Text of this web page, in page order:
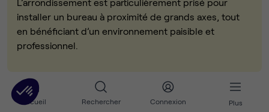
Accueil Rechercher Connexion Plus
installer un bureau à proximité de grands axes, tout
en bénéficiant d’un environnement paisible et
professionnel.
Combien coûte la location d’un bureau